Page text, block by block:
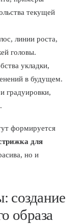
текущей
линии роста,
головы.
укладки,
в будущем.
градуировки,
формируется
для
но и
создание
образа